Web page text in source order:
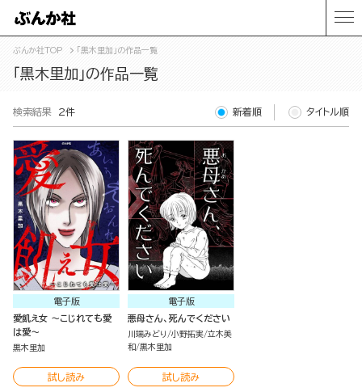
ぶんか社TOP 「黒木里加」の作品一覧
「黒木里加」の作品一覧
検索結果 2件 新着順 タイトル順
電子版
愛飢え女 ～こじれても愛
は愛～
黒木里加
試し読み
電子版
悪母さん、死んでください
川端みどり 小野拓実 立木美
和 黒木里加
試し読み